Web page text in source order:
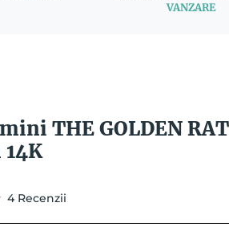
VANZARE
THE GOLDEN
14K
4Recenzii